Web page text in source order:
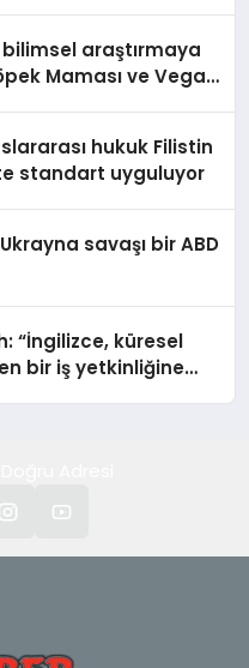
bilimsel araştırmaya
Maması ve Vegan
hukuk Filistin
standart uyguluyor
savaşı bir ABD
“İngilizce, küresel
bir iş yetkinliğine